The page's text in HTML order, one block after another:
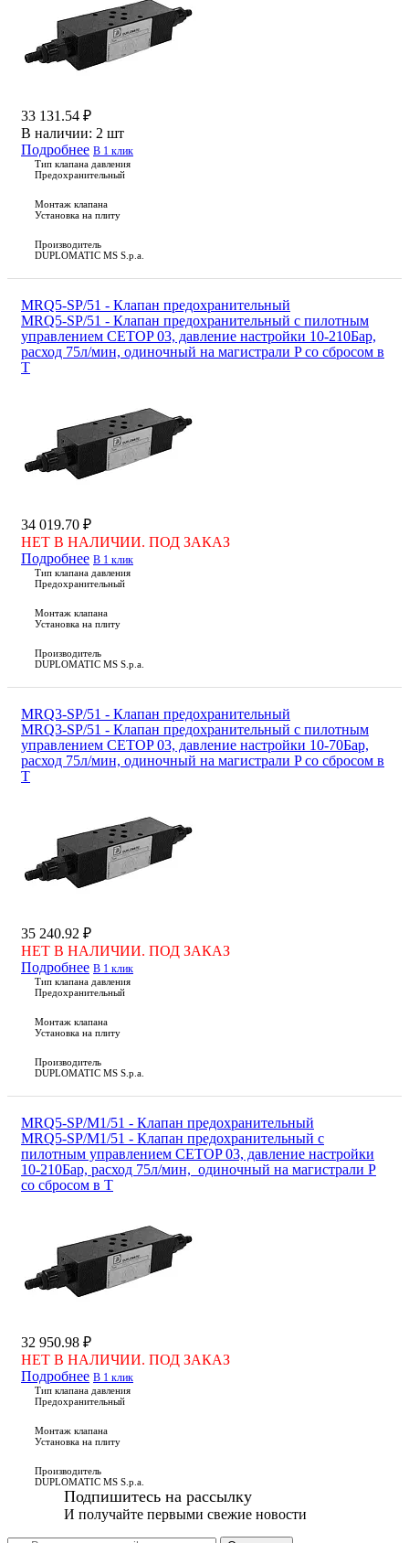
33 131.54 ₽
В наличии: 2 шт
Подробнее В 1 клик
Тип клапана давления
Предохранительный
Монтаж клапана
Установка на плиту
Производитель
DUPLOMATIC MS S.p.a.
MRQ5-SP/51 - Клапан предохранительный
MRQ5-SP/51 - Клапан предохранительный с пилотным
управлением CETOP 03, давление настройки 10-210Бар,
расход 75л/мин, одиночный на магистрали P со сбросом в
T
34 019.70 ₽
НЕТ В НАЛИЧИИ. ПОД ЗАКАЗ
Подробнее В 1 клик
Тип клапана давления
Предохранительный
Монтаж клапана
Установка на плиту
Производитель
DUPLOMATIC MS S.p.a.
MRQ3-SP/51 - Клапан предохранительный
MRQ3-SP/51 - Клапан предохранительный с пилотным
управлением CETOP 03, давление настройки 10-70Бар,
расход 75л/мин, одиночный на магистрали P со сбросом в
T
35 240.92 ₽
НЕТ В НАЛИЧИИ. ПОД ЗАКАЗ
Подробнее В 1 клик
Тип клапана давления
Предохранительный
Монтаж клапана
Установка на плиту
Производитель
DUPLOMATIC MS S.p.a.
MRQ5-SP/M1/51 - Клапан предохранительный
MRQ5-SP/M1/51 - Клапан предохранительный с
пилотным управлением CETOP 03, давление настройки
10-210Бар, расход 75л/мин, одиночный на магистрали P
со сбросом в T
32 950.98 ₽
НЕТ В НАЛИЧИИ. ПОД ЗАКАЗ
Подробнее В 1 клик
Тип клапана давления
Предохранительный
Монтаж клапана
Установка на плиту
Производитель
DUPLOMATIC MS S.p.a.
Подпишитесь на рассылку
И получайте первыми свежие новости